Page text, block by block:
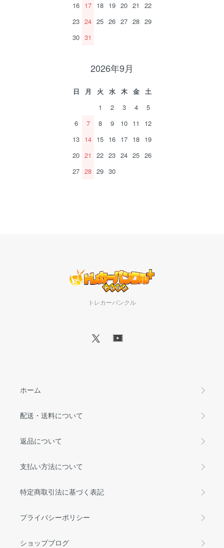
16 17 18 19 20 21
22
23 24 25 26 27 28 29
30 31
2026年9月
日 月 火 水 木 金
土
1
2 3 4
5
6
7 8 9 10 11
12
13 14 15 16 17 18 19
20 21 22 23 24 25 26
27 28 29 30
トレカーバンクル
ホーム
配送・送料について
返品について
支払い方法について
特定商取引法に基づく表記
プライバシーポリシー
ショップブログ